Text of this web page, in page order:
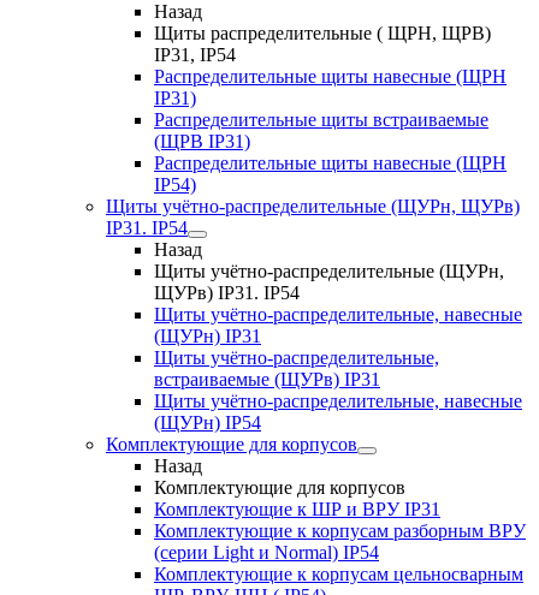
Назад
Щиты распределительные ( ЩРН, ЩРВ)
IP31, IP54
Распределительные щиты навесные (ЩРН
IP31)
Распределительные щиты встраиваемые
(ЩРВ IP31)
Распределительные щиты навесные (ЩРН
IP54)
Щиты учётно-распределительные (ЩУРн, ЩУРв)
IP31. IP54
Назад
Щиты учётно-распределительные (ЩУРн,
ЩУРв) IP31. IP54
Щиты учётно-распределительные, навесные
(ЩУРн) IP31
Щиты учётно-распределительные,
встраиваемые (ЩУРв) IP31
Щиты учётно-распределительные, навесные
(ЩУРн) IP54
Комплектующие для корпусов
Назад
Комплектующие для корпусов
Комплектующие к ШР и ВРУ IP31
Комплектующие к корпусам разборным ВРУ
(серии Light и Normal) IP54
Комплектующие к корпусам цельносварным